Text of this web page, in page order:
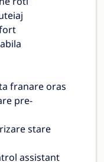
franare oras
pre-
stare
assistant